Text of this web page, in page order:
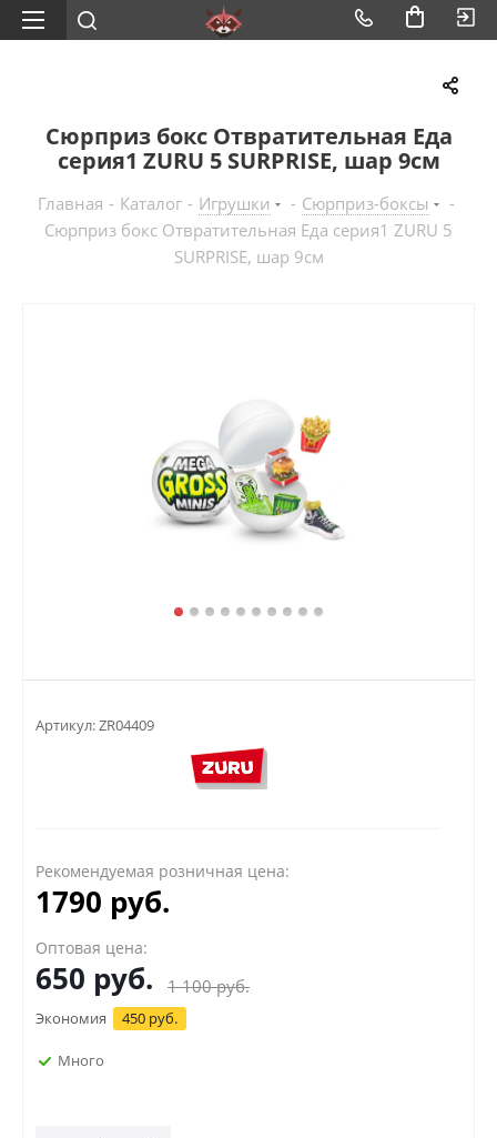
Сюрприз бокс Отвратительная Еда
серия1 ZURU 5 SURPRISE, шар 9см
Главная - Каталог - Игрушки - Сюрприз-боксы
-
Сюрприз бокс Отвратительная Еда серия1 ZURU 5
SURPRISE, шар 9см
Артикул:ZR04409
Рекомендуемая розничная цена:
1790 руб.
Оптовая цена:
650 руб. 1 100руб.
Экономия 450 руб.
Много